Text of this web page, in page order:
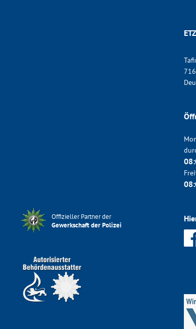
Offizieller Partner der
Gewerkschaft der Polizei